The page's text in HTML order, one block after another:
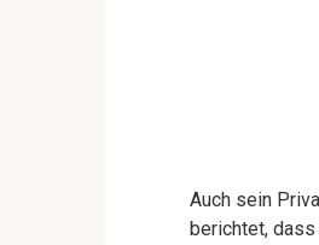
Auch sein
berichtet, dass